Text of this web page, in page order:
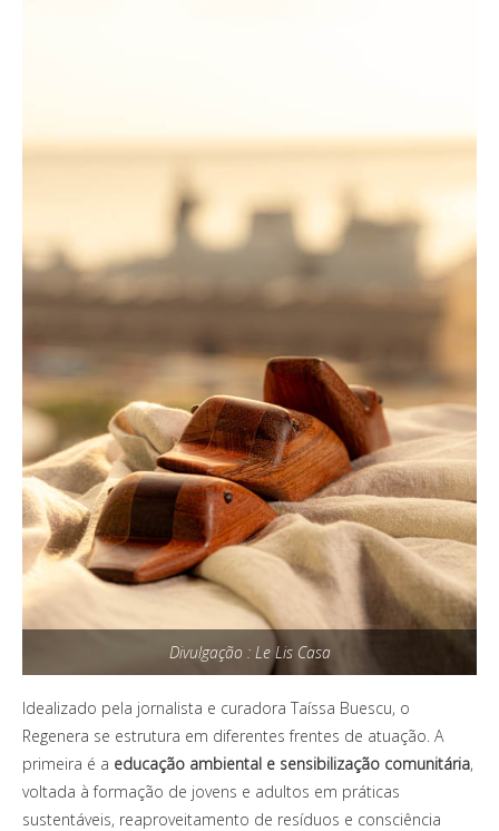
Divulgação : Le Lis Casa
Idealizado pela jornalista e curadora Taíssa Buescu, o
Regenera se estrutura em diferentes frentes de atuação. A
primeira é a educação ambiental e sensibilização comunitária,
voltada à formação de jovens e adultos em práticas
sustentáveis, reaproveitamento de resíduos e consciência